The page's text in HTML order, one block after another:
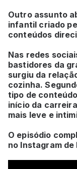
Outro assunto
infantil criado
conteúdos
Nas redes
bastidores da
surgiu da
cozinha.
tipo de
início da
mais leve e
O episódio
no Instagram